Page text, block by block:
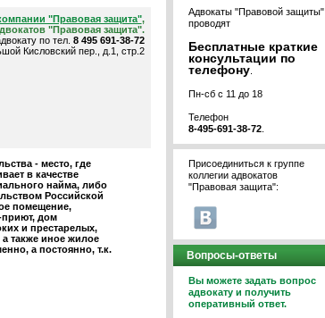
"Правовая защита",
"Правовая защита".
по тел. 8 495 691-38-72
Кисловский пер., д.1, стр.2
- место, где
в качестве
найма, либо
Российской
помещение,
приют, дом
и престарелых,
также иное жилое
а постоянно, т.к.
Адвокаты "Правовой защиты"
проводят
Бесплатные краткие
консультации по
телефону
Пн-сб с 11 до 18
Телефон
8-495-691-38-72
Присоединиться к группе
коллегии адвокатов
"Правовая защита":
Вопросы-ответы
Вы можете задать вопрос
адвокату и получить
оперативный ответ.